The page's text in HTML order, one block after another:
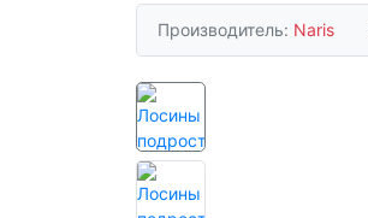
Производитель: Naris